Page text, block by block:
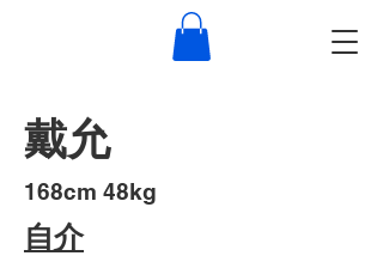
戴允
​168cm 48kg
​自介